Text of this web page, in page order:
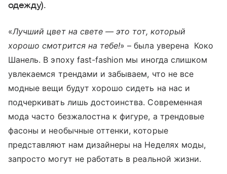
одежду).
«Лучший цвет на свете — это тот, который
хорошо смотрится на тебе!» – была уверена Коко
Шанель. В эпоху fast-fashion мы иногда слишком
увлекаемся трендами и забываем, что не все
модные вещи будут хорошо сидеть на нас и
подчеркивать лишь достоинства. Современная
мода часто безжалостна к фигуре, а трендовые
фасоны и необычные оттенки, которые
представляют нам дизайнеры на Неделях моды,
запросто могут не работать в реальной жизни.